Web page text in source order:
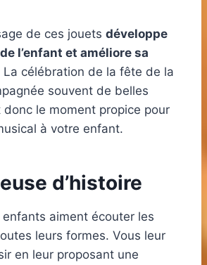
de ces jouets développe
l’enfant et améliore sa
La célébration de la fête de la
souvent de belles
donc le moment propice pour
à votre enfant.
d’histoire
enfants aiment écouter les
leurs formes. Vous leur
en leur proposant une